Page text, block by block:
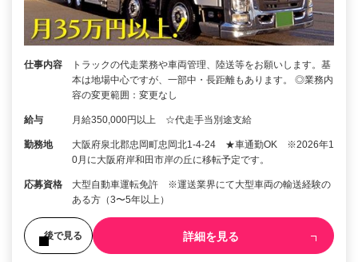
仕事内容
トラックの代走業務や車両管理、陸送等をお願いします。基
本は地場中心ですが、一部中・長距離もあります。 ◎業務内
容の変更範囲：変更なし
給与 月給350,000円以上 ☆代走手当別途支給
勤務地
大阪府泉北郡忠岡町忠岡北1-4-24 ★車通勤OK ※2026年1
0月に大阪府岸和田市岸の丘に移転予定です。
応募資格
大型自動車運転免許 ※運送業界にて大型車両の輸送経験の
ある方（3〜5年以上）
後で見る 詳細を見る